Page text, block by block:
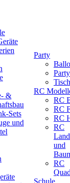
&
Sets
und
Party
RC
RC
RC
RC
RC
und
RC
Schule